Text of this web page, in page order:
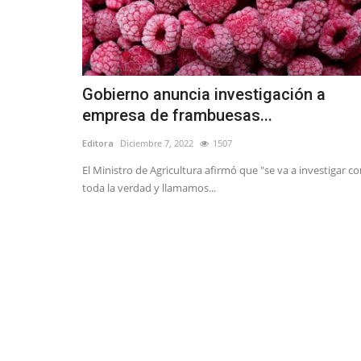
Gobierno anuncia investigación a
empresa de frambuesas...
Editora Diciembre 7, 2022 1507
El Ministro de Agricultura afirmó que "se va a investigar
toda la verdad y llamamos...